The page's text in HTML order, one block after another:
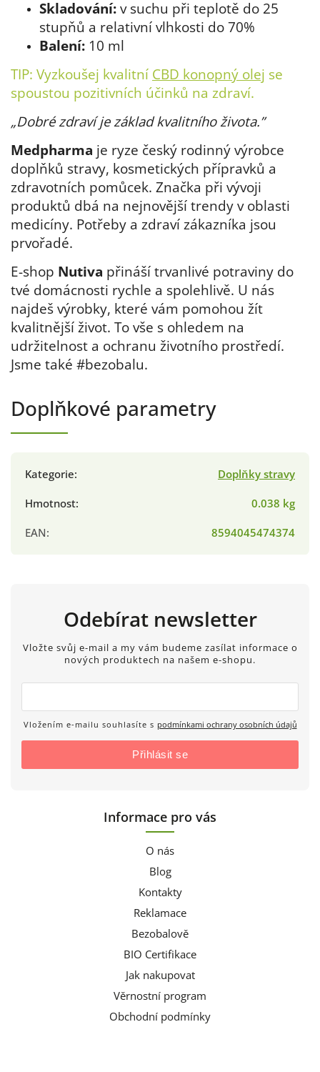
Skladování: v suchu při teplotě do 25
stupňů a relativní vlhkosti do 70%
Balení: 10 ml
TIP: Vyzkoušej kvalitní CBD konopný olej se
spoustou pozitivních účinků na zdraví.
„Dobré zdraví je základ kvalitního života.”
Medpharma je ryze český rodinný výrobce
doplňků stravy, kosmetických přípravků a
zdravotních pomůcek. Značka při vývoji
produktů dbá na nejnovější trendy v oblasti
medicíny. Potřeby a zdraví zákazníka jsou
prvořadé.
E-shop Nutiva přináší trvanlivé potraviny do
tvé domácnosti rychle a spolehlivě. U nás
najdeš výrobky, které vám pomohou žít
kvalitnější život. To vše s ohledem na
udržitelnost a ochranu životního prostředí.
Jsme také #bezobalu.
Doplňkové parametry
Kategorie:
Doplňky stravy
Hmotnost:
0.038 kg
EAN: 8594045474374
Odebírat newsletter
Vložte svůj e-mail a my vám budeme zasílat informace o
nových produktech na našem e-shopu.
Vložením e-mailu souhlasíte s podmínkami ochrany osobních údajů
Přihlásit se
Informace pro vás
O nás
Blog
Kontakty
Reklamace
Bezobalově
BIO Certifikace
Jak nakupovat
Věrnostní program
Obchodní podmínky